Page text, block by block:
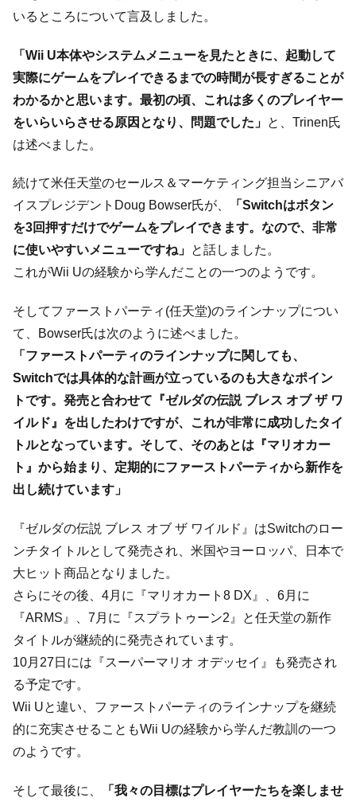
いるところについて言及しました。
「Wii U本体やシステムメニューを見たときに、起動して
実際にゲームをプレイできるまでの時間が長すぎることが
わかるかと思います。最初の頃、これは多くのプレイヤー
をいらいらさせる原因となり、問題でした」 と、Trinen氏
は述べました。
続けて米任天堂のセールス＆マーケティング担当シニアバ
イスプレジデントDoug Bowser氏が、
「Switchはボタン
を3回押すだけでゲームをプレイできます。なので、非常
に使いやすいメニューですね」 と話しました。
これがWii Uの経験から学んだことの一つのようです。
そしてファーストパーティ(任天堂)のラインナップについ
て、Bowser氏は次のように述べました。
「ファーストパーティのラインナップに関しても、
Switchでは具体的な計画が立っているのも大きなポイン
トです。発売と合わせて『ゼルダの伝説 ブレス オブ ザ ワ
イルド』を出したわけですが、これが非常に成功したタイ
トルとなっています。そして、そのあとは『マリオカー
ト』から始まり、定期的にファーストパーティから新作を
出し続けています」
『ゼルダの伝説 ブレス オブ ザ ワイルド』はSwitchのロー
ンチタイトルとして発売され、米国やヨーロッパ、日本で
大ヒット商品となりました。
さらにその後、4月に『マリオカート8 DX』、6月に
『ARMS』、7月に『スプラトゥーン2』と任天堂の新作
タイトルが継続的に発売されています。
10月27日には『スーパーマリオ オデッセイ』も発売され
る予定です。
Wii Uと違い、ファーストパーティのラインナップを継続
的に充実させることもWii Uの経験から学んだ教訓の一つ
のようです。
そして最後に、
「我々の目標はプレイヤーたちを楽しませ